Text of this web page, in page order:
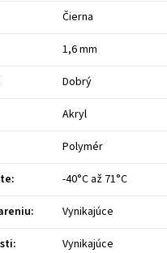
Čierna
1,6 mm
Dobrý
Akryl
Polymér
:
-40°C až 71°C
:
Vynikajúce
:
Vynikajúce